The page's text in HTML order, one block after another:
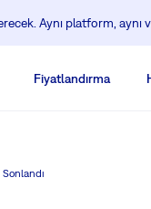
Aynı platform, aynı
Fiyatlandırma